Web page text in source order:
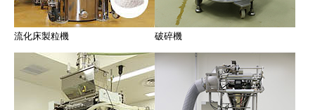
流化床製粒機 破碎機